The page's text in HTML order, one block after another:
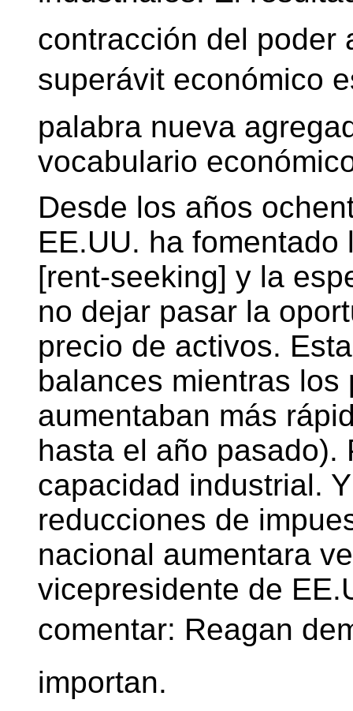
contracción del poder
superávit económico
palabra nueva
vocabulario
Desde los años
EE.UU. ha
[rent-seeking] y la
no dejar pasar la
precio de activos.
balances mientras
aumentaban más
hasta el año pasado).
capacidad industrial.
reducciones de
nacional aumentara
vicepresidente de
comentar: Reagan
importan.